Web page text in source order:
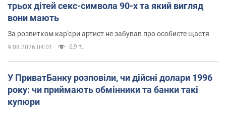
трьох дітей секс-символа 90-х та який вигляд
вони мають
За розвитком кар'єри артист не забував про особисте щастя
9.08.2026 04:01 6,9 т.
У ПриватБанку розповіли, чи дійсні долари 1996
року: чи приймають обмінники та банки такі
купюри